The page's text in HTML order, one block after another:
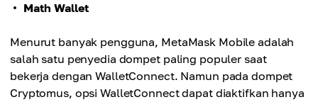
Math Wallet
Menurut banyak pengguna, MetaMask Mobile adalah
salah satu penyedia dompet paling populer saat
bekerja dengan WalletConnect. Namun pada dompet
Cryptomus, opsi WalletConnect dapat diaktifkan hanya